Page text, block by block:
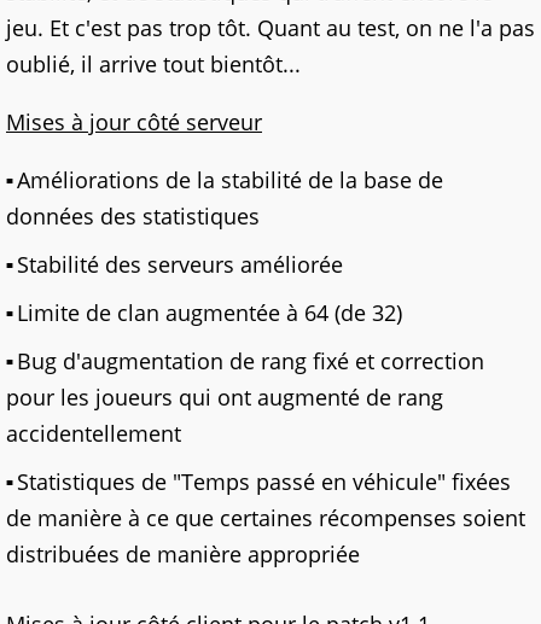
jeu. Et c'est pas trop tôt. Quant au test, on ne l'a pas
oublié, il arrive tout bientôt...
Mises à jour côté serveur
Améliorations de la stabilité de la base de
données des statistiques
Stabilité des serveurs améliorée
Limite de clan augmentée à 64 (de 32)
Bug d'augmentation de rang fixé et correction
pour les joueurs qui ont augmenté de rang
accidentellement
Statistiques de "Temps passé en véhicule" fixées
de manière à ce que certaines récompenses soient
distribuées de manière appropriée